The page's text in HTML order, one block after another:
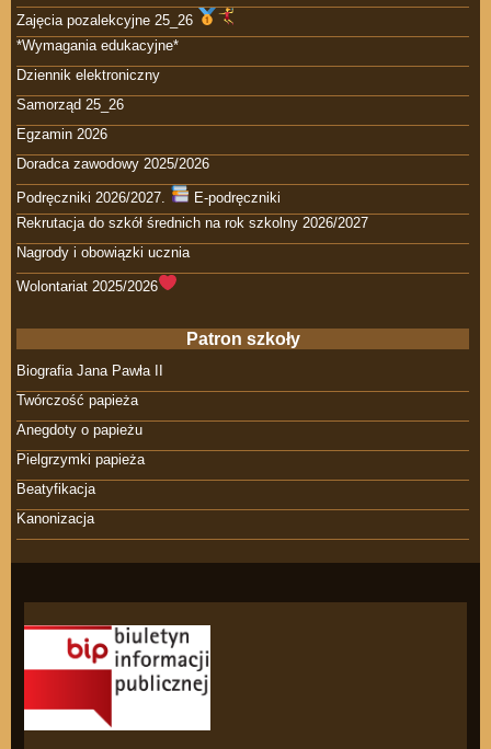
Zajęcia pozalekcyjne 25_26
*Wymagania edukacyjne*
Dziennik elektroniczny
Samorząd 25_26
Egzamin 2026
Doradca zawodowy 2025/2026
Podręczniki 2026/2027.
E-podręczniki
Rekrutacja do szkół średnich na rok szkolny 2026/2027
Nagrody i obowiązki ucznia
Wolontariat 2025/2026
Patron szkoły
Biografia Jana Pawła II
Twórczość papieża
Anegdoty o papieżu
Pielgrzymki papieża
Beatyfikacja
Kanonizacja